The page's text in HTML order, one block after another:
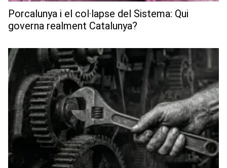
Porcalunya i el col·lapse del Sistema: Qui
governa realment Catalunya?